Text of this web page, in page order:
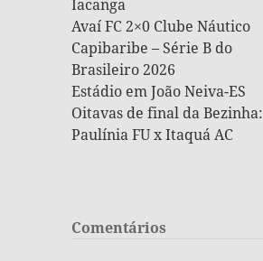
Iacanga
Avaí FC 2×0 Clube Náutico
Capibaribe – Série B do
Brasileiro 2026
Estádio em João Neiva-ES
Oitavas de final da Bezinha:
Paulínia FU x Itaquá AC
Comentários